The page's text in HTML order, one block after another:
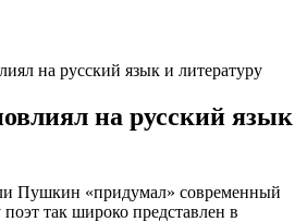
на русский язык и литературу
на русский язык
Пушкин «придумал» современный
так широко представлен в